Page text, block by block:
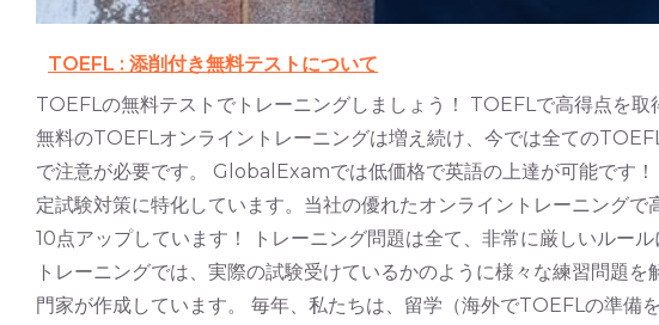
TOEFL : 添削付き無料テストについて
TOEFLの無料テストでトレーニングしましょう！ TOEFLで高得点を
無料のTOEFLオンライントレーニングは増え続け、今では全ての
で注意が必要です。 GlobalExamでは低価格で英語の上達が可能です
定試験対策に特化しています。当社の優れたオンライントレーニング
10点アップしています！ トレーニング問題は全て、非常に厳しいル
トレーニングでは、実際の試験受けているかのように様々な練習問題
門家が作成しています。 毎年、私たちは、留学（海外でTOEFLの準備